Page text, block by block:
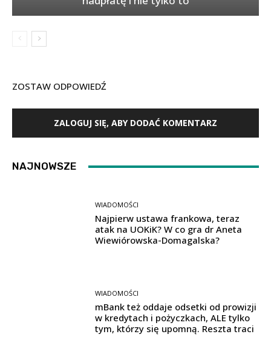
ZOSTAW ODPOWIEDŹ
ZALOGUJ SIĘ, ABY DODAĆ KOMENTARZ
NAJNOWSZE
WIADOMOŚCI
Najpierw ustawa frankowa, teraz
atak na UOKiK? W co gra dr Aneta
Wiewiórowska-Domagalska?
WIADOMOŚCI
mBank też oddaje odsetki od prowizji
w kredytach i pożyczkach, ALE tylko
tym, którzy się upomną. Reszta traci